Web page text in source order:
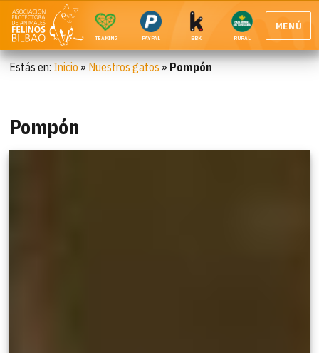
TEAMING PAYPAL BBK RURAL
MENÚ
Estás en: Inicio » Nuestros gatos » Pompón
Pompón